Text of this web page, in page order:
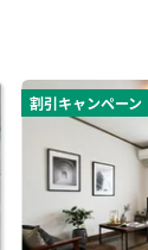
割引キャンペーン